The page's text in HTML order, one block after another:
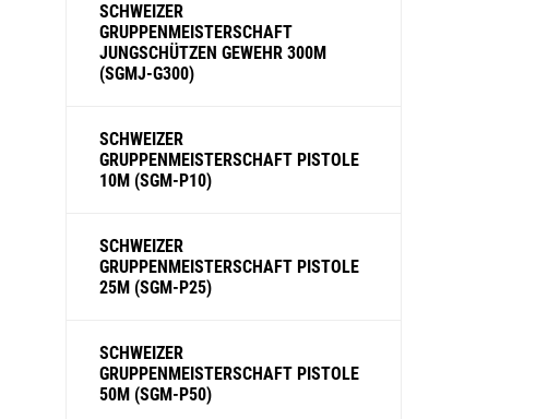
SCHWEIZER
GRUPPENMEISTERSCHAFT
JUNGSCHÜTZEN GEWEHR 300M
(SGMJ-G300)
SCHWEIZER
GRUPPENMEISTERSCHAFT PISTOLE
10M (SGM-P10)
SCHWEIZER
GRUPPENMEISTERSCHAFT PISTOLE
25M (SGM-P25)
SCHWEIZER
GRUPPENMEISTERSCHAFT PISTOLE
50M (SGM-P50)